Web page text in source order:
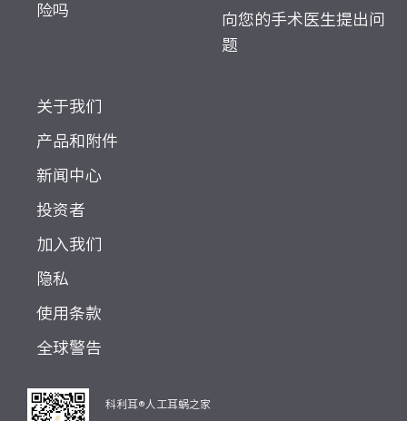
险吗
向您的手术医生提出问
题
关于我们
产品和附件
新闻中心
投资者
加入我们
隐私
使用条款
全球警告
科利耳®人工耳蜗之家